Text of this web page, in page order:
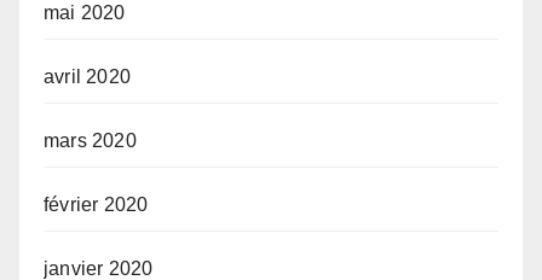
mai 2020
avril 2020
mars 2020
février 2020
janvier 2020